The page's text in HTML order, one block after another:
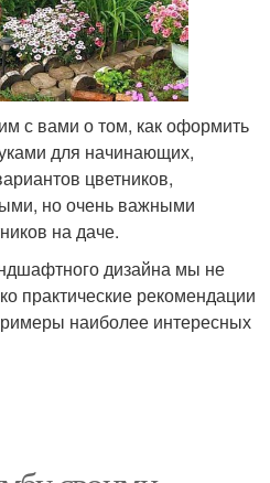
с вами о том, как оформить
для начинающих,
цветников,
но очень важными
на даче.
дизайна мы не
практические рекомендации
наиболее интересных